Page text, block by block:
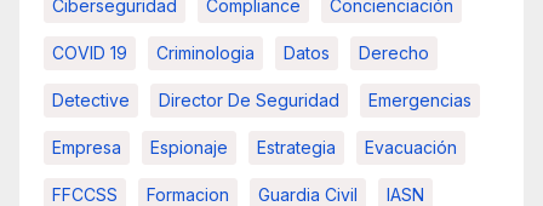
Ciberseguridad Compliance Concienciación
COVID 19 Criminologia Datos Derecho
Detective Director De Seguridad Emergencias
Empresa Espionaje Estrategia Evacuación
FFCCSS Formacion Guardia Civil IASN